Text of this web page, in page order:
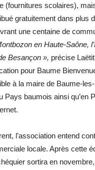
(fournitures scolaires),
gratuitement dans plus
une centaine de
en Haute-Saône,
Besançon », précise
pour Baume
à la maire de Baume-
Pays baumois ainsi qu’en
l’association entend
locale. Après cette
sortira en